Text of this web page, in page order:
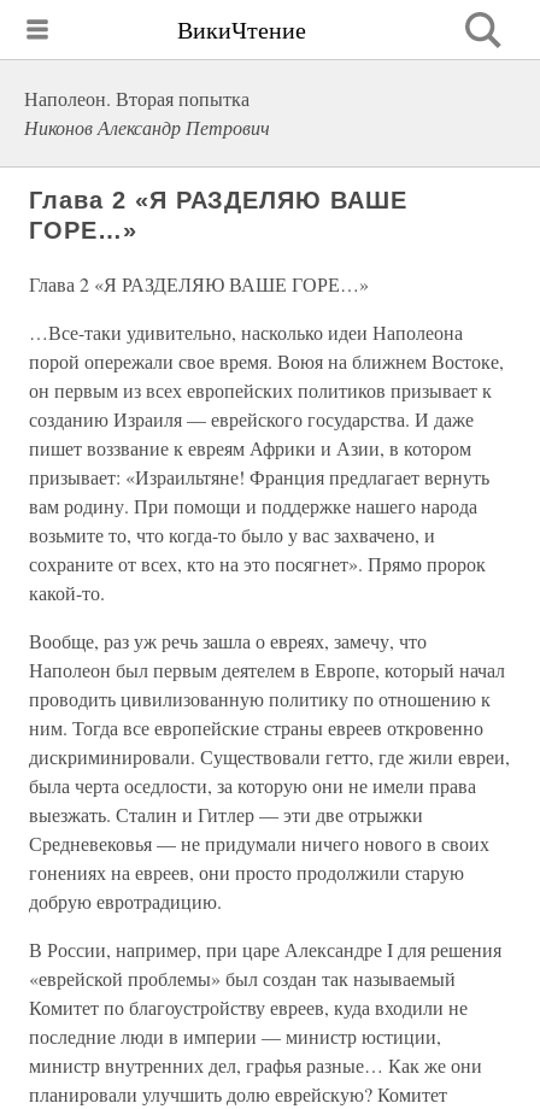
ВикиЧтение
Наполеон. Вторая попытка
Никонов Александр Петрович
Глава 2 «Я РАЗДЕЛЯЮ ВАШЕ
ГОРЕ…»
Глава 2 «Я РАЗДЕЛЯЮ ВАШЕ ГОРЕ…»
…Все-таки удивительно, насколько идеи Наполеона
порой опережали свое время. Воюя на ближнем Востоке,
он первым из всех европейских политиков призывает к
созданию Израиля — еврейского государства. И даже
пишет воззвание к евреям Африки и Азии, в котором
призывает: «Израильтяне! Франция предлагает вернуть
вам родину. При помощи и поддержке нашего народа
возьмите то, что когда-то было у вас захвачено, и
сохраните от всех, кто на это посягнет». Прямо пророк
какой-то.
Вообще, раз уж речь зашла о евреях, замечу, что
Наполеон был первым деятелем в Европе, который начал
проводить цивилизованную политику по отношению к
ним. Тогда все европейские страны евреев откровенно
дискриминировали. Существовали гетто, где жили евреи,
была черта оседлости, за которую они не имели права
выезжать. Сталин и Гитлер — эти две отрыжки
Средневековья — не придумали ничего нового в своих
гонениях на евреев, они просто продолжили старую
добрую евротрадицию.
В России, например, при царе Александре I для решения
«еврейской проблемы» был создан так называемый
Комитет по благоустройству евреев, куда входили не
последние люди в империи — министр юстиции,
министр внутренних дел, графья разные… Как же они
планировали улучшить долю еврейскую? Комитет